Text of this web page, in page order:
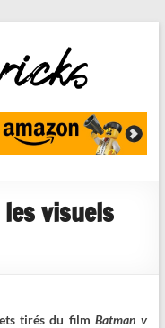
visuels
tirés du film Batman v